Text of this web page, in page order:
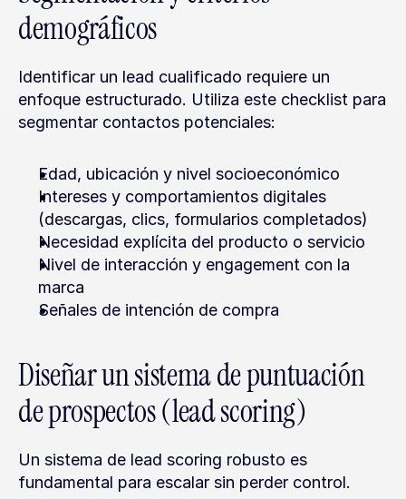
demográficos
Identificar un lead cualificado requiere un
enfoque estructurado. Utiliza este checklist para
segmentar contactos potenciales:
Edad, ubicación y nivel socioeconómico
Intereses y comportamientos digitales
(descargas, clics, formularios completados)
Necesidad explícita del producto o servicio
Nivel de interacción y engagement con la
marca
Señales de intención de compra
Diseñar un sistema de puntuación
de prospectos (lead scoring)
Un sistema de lead scoring robusto es
fundamental para escalar sin perder control.